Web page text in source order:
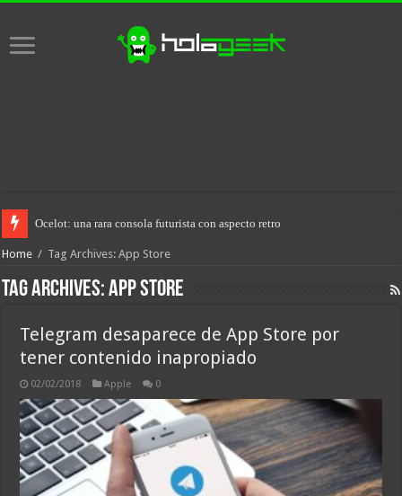
Ocelot: una rara consola futurista con aspecto retro
Home / Tag Archives: App Store
Tag Archives:App Store
Telegram desaparece de App Store por
tener contenido inapropiado
02/02/2018 Apple 0